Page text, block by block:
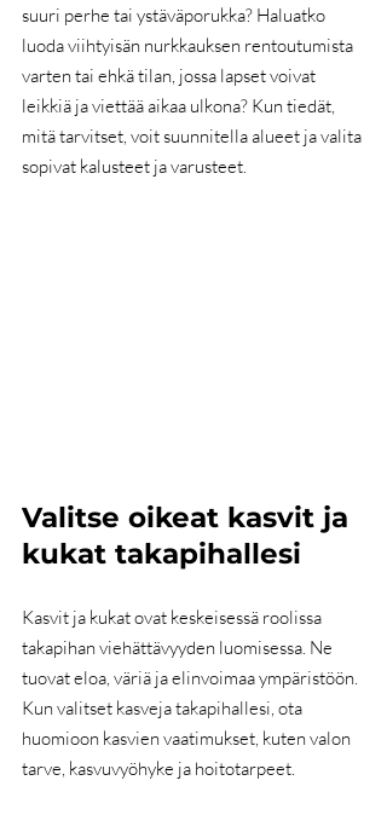
suuri perhe tai ystäväporukka? Haluatko
luoda viihtyisän nurkkauksen rentoutumista
varten tai ehkä tilan, jossa lapset voivat
leikkiä ja viettää aikaa ulkona? Kun tiedät,
mitä tarvitset, voit suunnitella alueet ja valita
sopivat kalusteet ja varusteet.
Valitse oikeat kasvit ja
kukat takapihallesi
Kasvit ja kukat ovat keskeisessä roolissa
takapihan viehättävyyden luomisessa. Ne
tuovat eloa, väriä ja elinvoimaa ympäristöön.
Kun valitset kasveja takapihallesi, ota
huomioon kasvien vaatimukset, kuten valon
tarve, kasvuvyöhyke ja hoitotarpeet.